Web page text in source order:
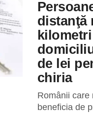
distanţă
de lei
chiria
Românii care
beneficia de